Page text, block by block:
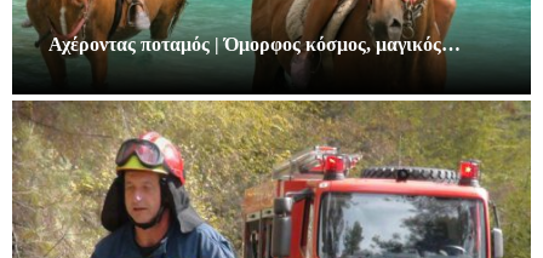
Αχέροντας ποταμός | Όμορφος κόσμος, μαγικός…